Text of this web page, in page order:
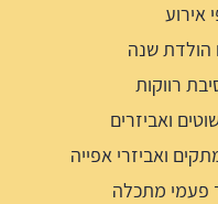
אירוע
הולדת שנה
רווקות
ואביזרים
ואביזרי אפייה
פעמי מתכלה